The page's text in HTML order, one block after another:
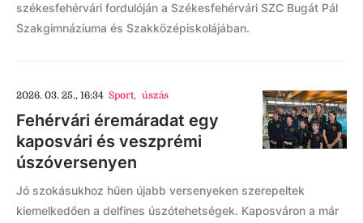
székesfehérvári fordulóján a Székesfehérvári SZC Bugát Pál
Szakgimnáziuma és Szakközépiskolájában.
2026. 03. 25., 16:34 Sport, úszás
Fehérvári éremáradat egy
kaposvári és veszprémi
úszóversenyen
Jó szokásukhoz hűen újabb versenyeken szerepeltek
kiemelkedően a delfines úszótehetségek. Kaposváron a már